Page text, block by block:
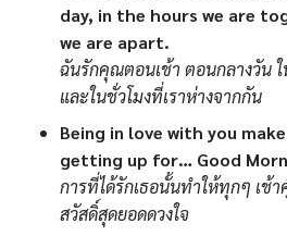
day, in the hours we are
we are apart.
ฉันรักคุณตอนเช้า ตอนกลางวัน ใ
และในชั่วโมงที่เราห่างจากกัน
Being in love with you
getting up for… Good
การที่ได้รักเธอนั้นทำให้ทุกๆ เ
สวัสดิ์สุดยอดดวงใจ